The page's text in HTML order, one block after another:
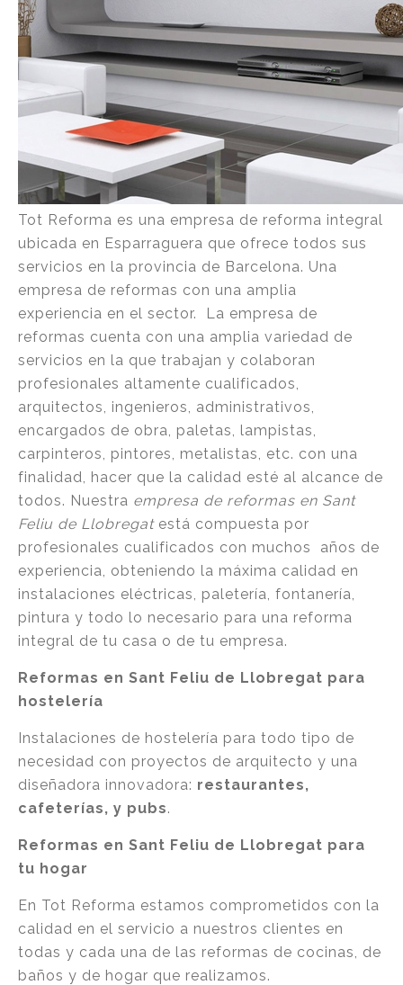
Tot Reforma es una empresa de reforma integral
ubicada en Esparraguera que ofrece todos sus
servicios en la provincia de Barcelona. Una
empresa de reformas con una amplia
experiencia en el sector. La empresa de
reformas cuenta con una amplia variedad de
servicios en la que trabajan y colaboran
profesionales altamente cualificados,
arquitectos, ingenieros, administrativos,
encargados de obra, paletas, lampistas,
carpinteros, pintores, metalistas, etc. con una
finalidad, hacer que la calidad esté al alcance de
todos. Nuestra empresa de reformas en Sant
Feliu de Llobregatestá compuesta por
profesionales cualificados con muchos años de
experiencia, obteniendo la máxima calidad en
instalaciones eléctricas, paletería, fontanería,
pintura y todo lo necesario para una reforma
integral de tu casa o de tu empresa.
Reformas en Sant Feliu de Llobregat para
hostelería
Instalaciones de hostelería para todo tipo de
necesidad con proyectos de arquitecto y una
diseñadora innovadora: restaurantes,
cafeterías, y pubs.
Reformas en Sant Feliu de Llobregat para
tu hogar
En Tot Reforma estamos comprometidos con la
calidad en el servicio a nuestros clientes en
todas y cada una de las reformas de cocinas, de
baños y de hogar que realizamos.